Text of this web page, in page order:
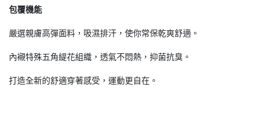
包覆機能
嚴選親膚高彈面料，吸濕排汗，使你常保乾爽舒適。
內襯特殊五角緹花組織，透氣不悶熱，抑菌抗臭。
打造全新的舒適穿著感受，運動更自在。